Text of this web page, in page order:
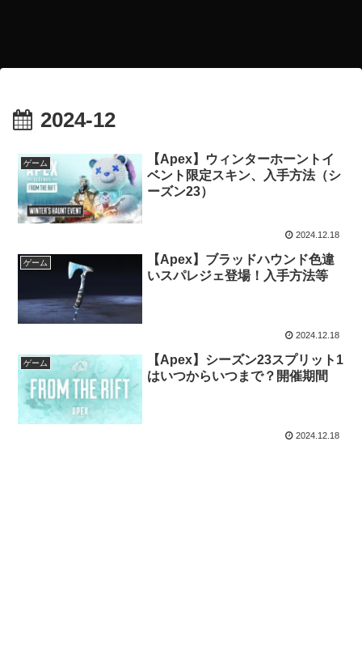
2024-12
ゲーム
【Apex】ウィンターホーントイ
ベント限定スキン、入手方法（シ
ーズン23）
2024.12.18
ゲーム
【Apex】ブラッドハウンド色違
いスパレジェ登場！入手方法等
2024.12.18
ゲーム
【Apex】シーズン23スプリット1
はいつからいつまで？開催期間
2024.12.18